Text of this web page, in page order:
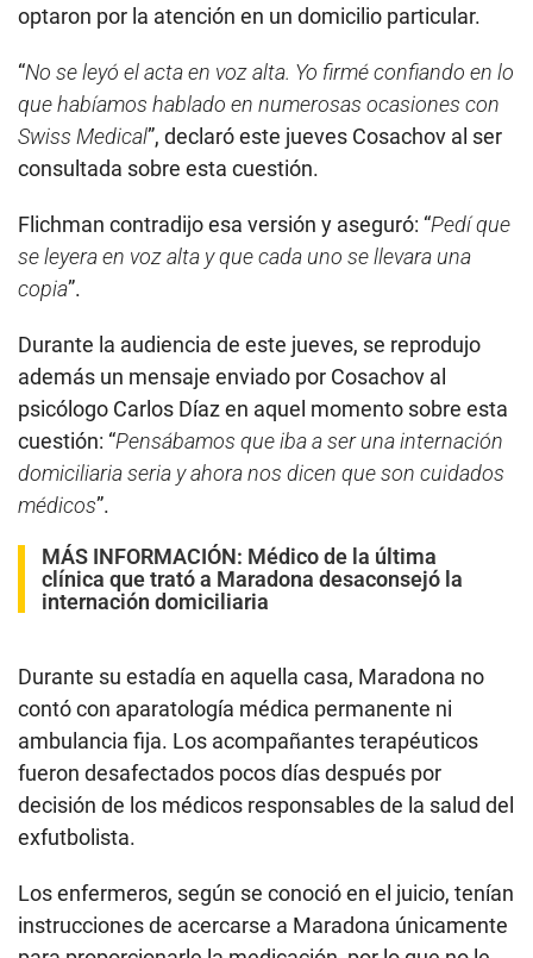
optaron por la atención en un domicilio particular.
“No se leyó el acta en voz alta. Yo firmé confiando en lo
que habíamos hablado en numerosas ocasiones con
Swiss Medical”, declaró este jueves Cosachov al ser
consultada sobre esta cuestión.
Flichman contradijo esa versión y aseguró: “Pedí que
se leyera en voz alta y que cada uno se llevara una
copia”.
Durante la audiencia de este jueves, se reprodujo
además un mensaje enviado por Cosachov al
psicólogo Carlos Díaz en aquel momento sobre esta
cuestión: “Pensábamos que iba a ser una internación
domiciliaria seria y ahora nos dicen que son cuidados
médicos”.
MÁS INFORMACIÓN: Médico de la última
clínica que trató a Maradona desaconsejó la
internación domiciliaria
Durante su estadía en aquella casa, Maradona no
contó con aparatología médica permanente ni
ambulancia fija. Los acompañantes terapéuticos
fueron desafectados pocos días después por
decisión de los médicos responsables de la salud del
exfutbolista.
Los enfermeros, según se conoció en el juicio, tenían
instrucciones de acercarse a Maradona únicamente